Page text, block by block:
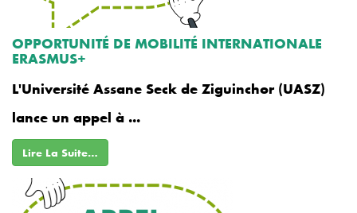
OPPORTUNITÉ DE MOBILITÉ INTERNATIONALE
ERASMUS+
L'Université Assane Seck de Ziguinchor (UASZ)
lance un appel à ...
Lire La Suite…